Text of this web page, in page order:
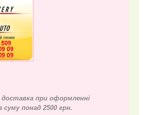
при оформленні
суму понад 2500 грн.